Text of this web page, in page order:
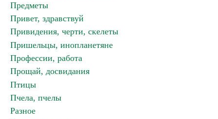
Предметы
Привет, здравствуй
Привидения, черти, скелеты
Пришельцы, инопланетяне
Профессии, работа
Прощай, досвидания
Птицы
Пчела, пчелы
Разное